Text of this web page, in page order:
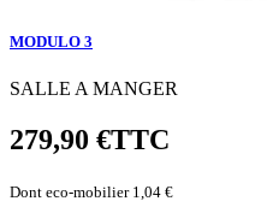
MODULO 3
SALLE A MANGER
279,90 €TTC
Dont eco-mobilier 1,04 €